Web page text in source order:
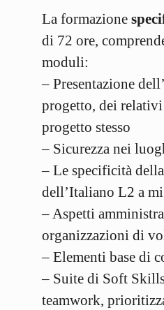
La formazione
di 72 ore,
moduli:
– Presentazione
progetto, dei
progetto stesso
– Sicurezza nei
– Le specificità
dell’Italiano L2 a
– Aspetti
organizzazioni di
– Elementi base di
– Suite di Soft
teamwork,